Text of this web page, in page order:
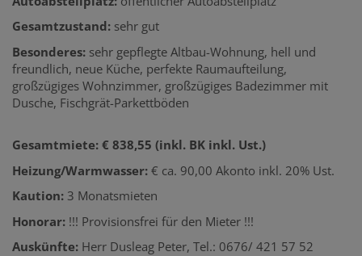
Gesamtzustand: sehr gut
Besonderes: sehr gepflegte Altbau-Wohnung, hell und
freundlich, neue Küche, perfekte Raumaufteilung,
großzügiges Wohnzimmer, großzügiges Badezimmer mit
Dusche, Fischgrät-Parkettböden
Gesamtmiete: € 838,55 (inkl. BK inkl. Ust.)
Heizung/Warmwasser: € ca. 90,00 Akonto inkl. 20% Ust.
Kaution: 3 Monatsmieten
Honorar: !!! Provisionsfrei für den Mieter !!!
Auskünfte: Herr Dusleag Peter, Tel.: 0676/ 421 57 52